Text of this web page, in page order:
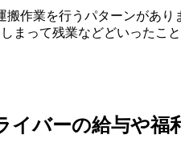
搬作業を行うパターンがあ
まって残業などどいったこ
イバーの給与や福